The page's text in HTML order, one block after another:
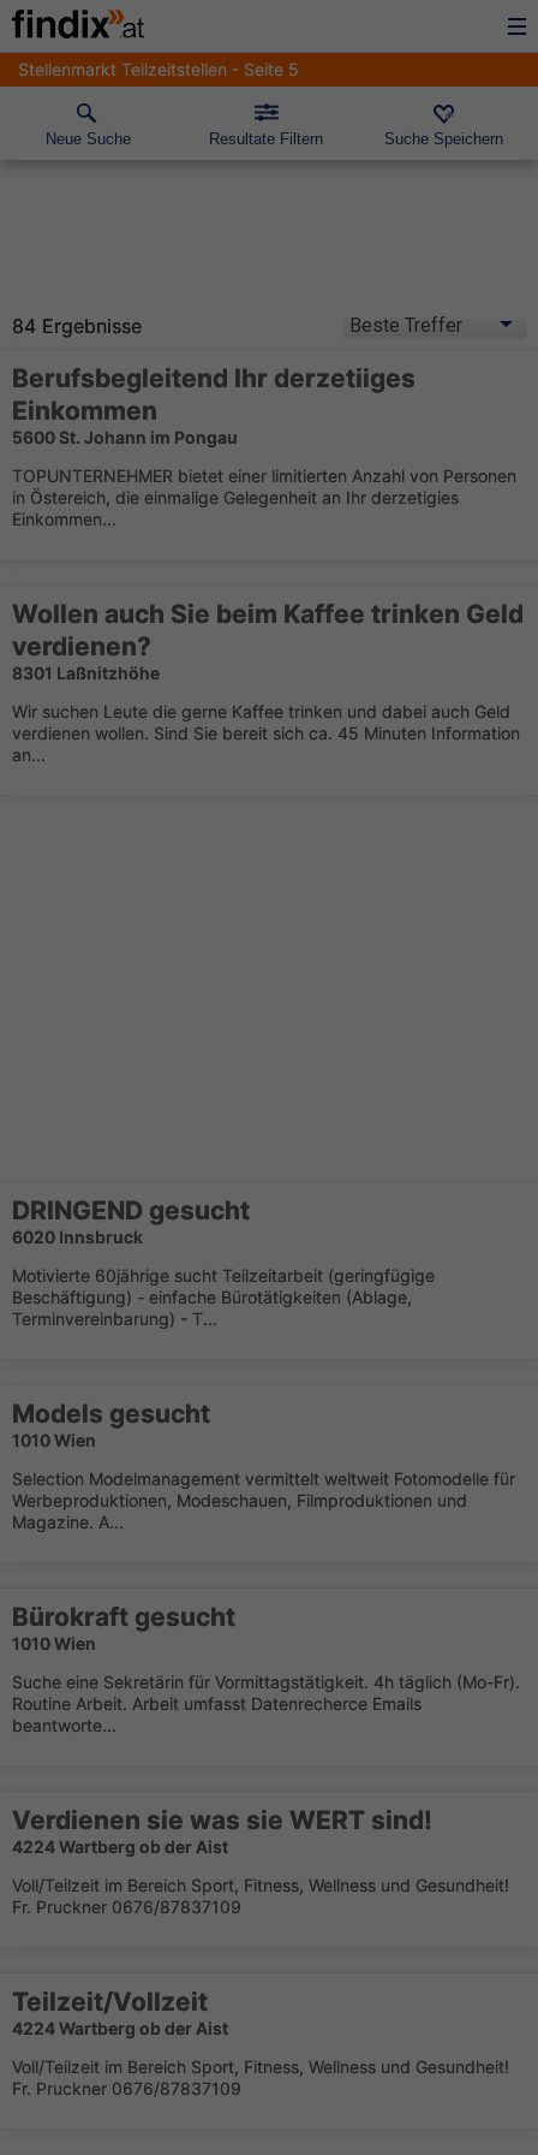
Stellenmarkt Teilzeitstellen - Seite 5
Neue Suche Resultate Filtern Suche Speichern
84 Ergebnisse
Berufsbegleitend Ihr derzetiiges
Einkommen
5600 St. Johann im Pongau
TOPUNTERNEHMER bietet einer limitierten Anzahl von Personen
in Östereich, die einmalige Gelegenheit an Ihr derzetigies
Einkommen...
Wollen auch Sie beim Kaffee trinken Geld
verdienen?
8301 Laßnitzhöhe
Wir suchen Leute die gerne Kaffee trinken und dabei auch Geld
verdienen wollen. Sind Sie bereit sich ca. 45 Minuten Information
an...
DRINGEND gesucht
6020 Innsbruck
Motivierte 60jährige sucht Teilzeitarbeit (geringfügige
Beschäftigung) - einfache Bürotätigkeiten (Ablage,
Terminvereinbarung) - T...
Models gesucht
1010 Wien
Selection Modelmanagement vermittelt weltweit Fotomodelle für
Werbeproduktionen, Modeschauen, Filmproduktionen und
Magazine. A...
Bürokraft gesucht
1010 Wien
Suche eine Sekretärin für Vormittagstätigkeit. 4h täglich (Mo-Fr).
Routine Arbeit. Arbeit umfasst Datenrecherce Emails
beantworte...
Verdienen sie was sie WERT sind!
4224 Wartberg ob der Aist
Voll/Teilzeit im Bereich Sport, Fitness, Wellness und Gesundheit!
Fr. Pruckner 0676/87837109
Teilzeit/Vollzeit
4224 Wartberg ob der Aist
Voll/Teilzeit im Bereich Sport, Fitness, Wellness und Gesundheit!
Fr. Pruckner 0676/87837109